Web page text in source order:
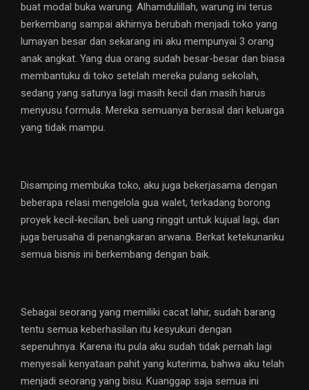
buat modal buka warung. Alhamdulillah, warung ini terus
berkembang sampai akhirnya berubah menjadi toko yang
lumayan besar dan sekarang ini aku mempunyai 3 orang
anak angkat. Yang dua orang sudah besar-besar dan biasa
membantuku di toko setelah mereka pulang sekolah,
sedang yang satunya lagi masih kecil dan masih harus
menyusu formula. Mereka semuanya berasal dari keluarga
yang tidak mampu.
Disamping membuka toko, aku juga bekerjasama dengan
beberapa relasi mengelola gua walet, terkadang borong
proyek kecil-kecilan, beli uang ringgit untuk kujual lagi, dan
juga berusaha di penangkaran arwana. Berkat ketekunanku
semua bisnis ini berkembang dengan baik.
Sebagai seorang yang memiliki cacat lahir, sudah barang
tentu semua keberhasilan itu kesyukuri dengan
sepenuhnya. Karena itu pula aku sudah tidak pernah lagi
menyesali kenyataan pahit yang kuterima, bahwa aku telah
menjadi seorang yang bisu. Kuanggap saja semua ini